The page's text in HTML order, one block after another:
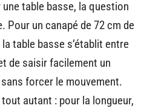
une table basse, la question
Pour un canapé de 72 cm de
table basse s’établit entre
de saisir facilement un
forcer le mouvement.
autant : pour la longueur,